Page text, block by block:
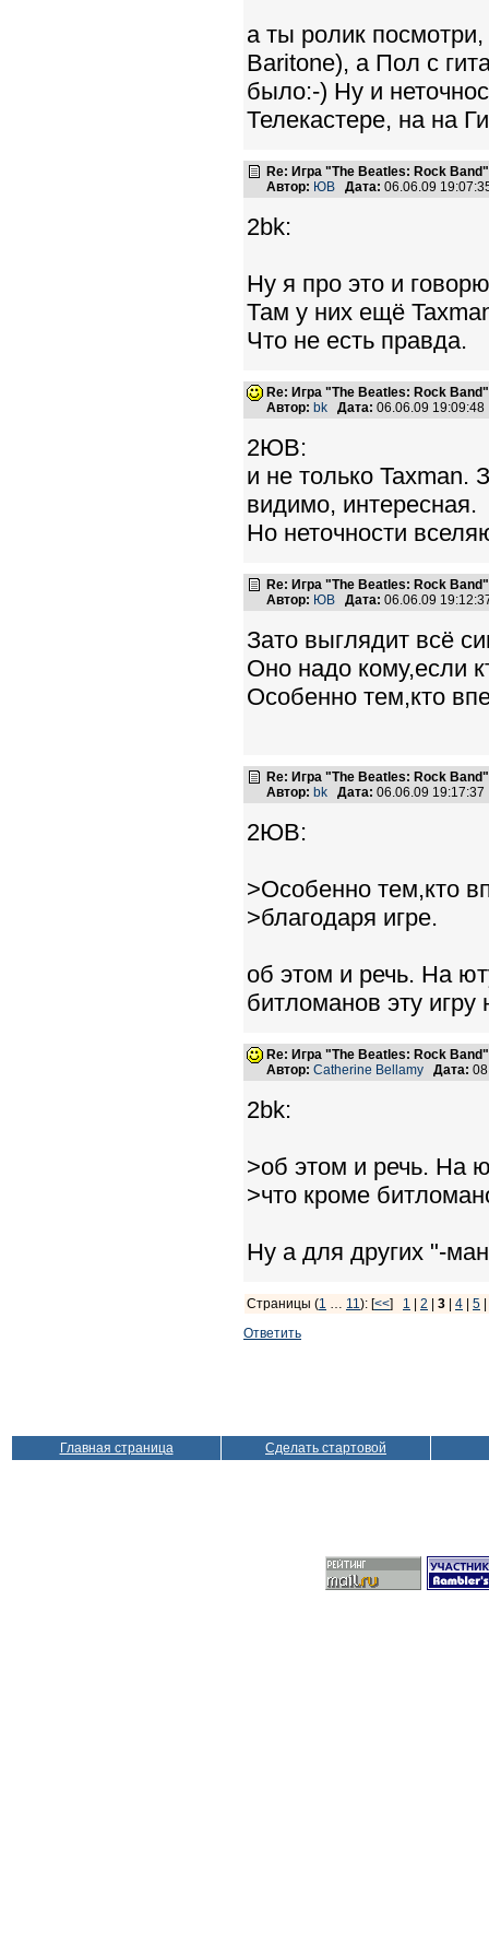
а ты ролик
Baritone), а Пол с
было:-) Ну и
Телекастере, на на
Re: Игра "The Beatles: Rock Band"
Автор: ЮВ Дата: 06.06.09
2bk:
Ну я про это и
Там у них ещё
Что не есть правда.
Re: Игра "The Beatles: Rock Band"
Автор: bk Дата: 06.06.09
2ЮВ:
и не только
видимо, интересная.
Но неточности
Re: Игра "The Beatles: Rock Band"
Автор: ЮВ Дата: 06.06.09
Зато выглядит всё
Оно надо кому,если
Особенно тем,кто
Re: Игра "The Beatles: Rock Band"
Автор: bk Дата: 06.06.09
2ЮВ:
>Особенно тем,кто
>благодаря игре.
об этом и речь. На
битломанов эту игру
Re: Игра "The Beatles: Rock Band"
Автор: Catherine Bellamy Дата:
2bk:
>об этом и речь. На
>что кроме
Ну а для других "-
Страницы (1 … 11): [<<] 1 2 3 4 5
Ответить
Главная страница Сделать стартовой